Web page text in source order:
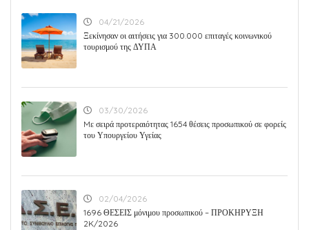
04/21/2026
Ξεκίνησαν οι αιτήσεις για 300.000 επιταγές κοινωνικού
τουρισμού της ΔΥΠΑ
03/30/2026
Mε σειρά προτεραιότητας 1654 θέσεις προσωπικού σε φορείς
του Υπουργείου Υγείας
02/04/2026
1696 ΘΕΣΕΙΣ μόνιμου προσωπικού – ΠΡΟΚΗΡΥΞΗ
2K/2026